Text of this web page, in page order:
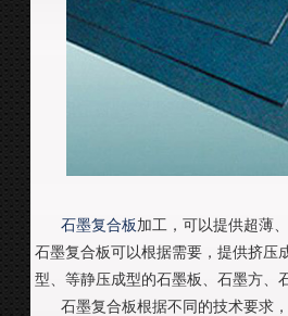
石墨复合板 加工，可以提供超薄
石墨复合板可以根据需要，提供挤压
型、等静压成型的石墨板、石墨方、
石墨复合板根据不同的技术要求